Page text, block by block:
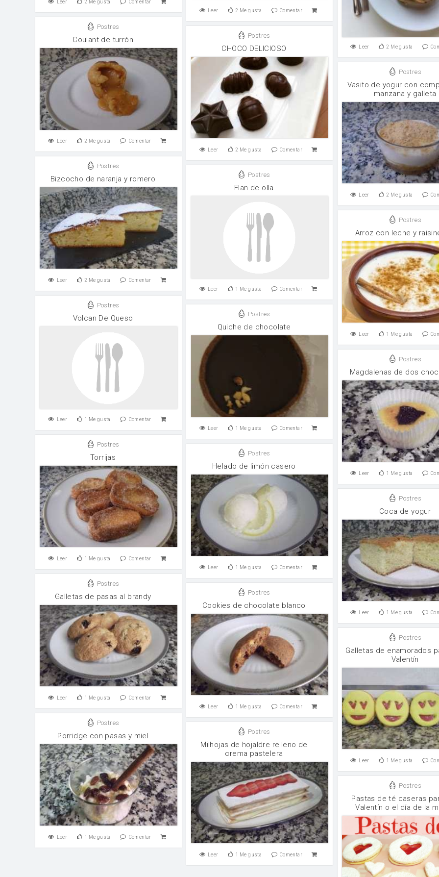
Leer 2 Me gusta Comentar
Leer 2 Me gusta Comentar
Leer 2 Me gusta
Postres
Coulant de turrón
Leer 2 Me gusta Comentar
Postres
CHOCO DELICIOSO
Leer 2 Me gusta Comentar
Postres
Vasito de yogur con
manzana y galleta
Leer 2 Me gusta
Postres
Bizcocho de naranja y romero
Leer 2 Me gusta Comentar
Postres
Flan de olla
Leer 1 Me gusta Comentar
Postres
Arroz con leche y
Leer 1 Me gusta
Postres
Volcan De Queso
Leer 1 Me gusta Comentar
Postres
Quiche de chocolate
Leer 1 Me gusta Comentar
Postres
Magdalenas de dos
Leer 1 Me gusta
Postres
Torrijas
Leer 1 Me gusta Comentar
Postres
Helado de limón casero
Leer 1 Me gusta Comentar
Postres
Coca de yogur
Leer 1 Me gusta
Postres
Galletas de pasas al brandy
Leer 1 Me gusta Comentar
Postres
Cookies de chocolate blanco
Leer 1 Me gusta Comentar
Postres
Galletas de enamorados
Valentín
Leer 1 Me gusta
Postres
Porridge con pasas y miel
Leer 1 Me gusta Comentar
Postres
Milhojas de hojaldre relleno de
crema pastelera
Leer 1 Me gusta Comentar
Postres
Pastas de té caseras
Valentín o el día de la